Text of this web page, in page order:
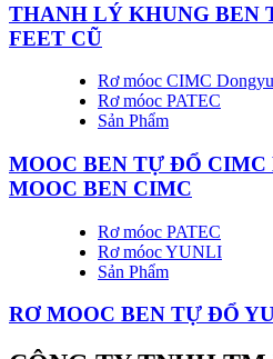
THANH LÝ KHUNG BEN
FEET CŨ
Rơ móoc CIMC
Rơ móoc PATEC
Sản Phẩm
MOOC BEN TỰ ĐỔ CIMC
MOOC BEN CIMC
Rơ móoc PATEC
Rơ móoc YUNLI
Sản Phẩm
RƠ MOOC BEN TỰ ĐỔ